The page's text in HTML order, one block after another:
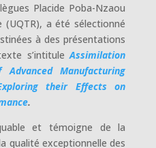
Placide Poba-Nzaou
(UQTR), a été sélectionné
à des présentations
s’intituleAssimilation
Manufacturing
their Effects on
.
et témoigne de la
qualité exceptionnelle des